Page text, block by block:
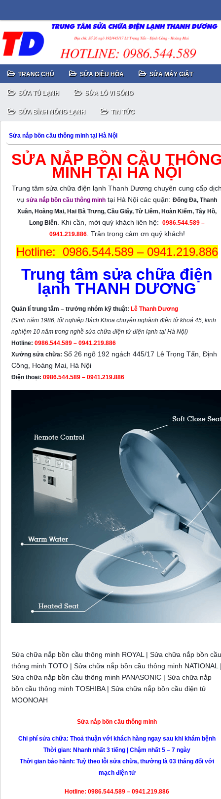
TRANG CHỦ SỬA ĐIỀU HÒA SỬA MÁY GIẶT
SỬA TỦ LẠNH SỬA LÒ VI SÓNG
SỬA BÌNH NÓNG LẠNH TIN TỨC
Sửa nắp bồn cầu thông minh tại Hà Nội
SỬA NẮP BỒN CẦU
MINH TẠI HÀ NỘI
Trung tâm sửa chữa điện lạnh Thanh Dương chuyên cung cấp
vụ sửa nắp bồn cầu thông minh tại Hà Nội các quận: Đống Đa, Thanh
Xuân, Hoàng Mai, Hai Bà Trưng, Cầu Giấy, Từ Liêm, Hoàn Kiếm, Tây Hồ,
Long Biên . Khi cần, mời quý khách liên hệ: 0986.544.589 –
0941.219.886. Trân trọng cảm ơn quý khách!
Hotline: 0986.544.589 – 0941.219.886
Trung tâm sửa chữa điện
lạnh THANH DƯƠNG
Quản lí trung tâm – trưởng nhóm kỹ thuật: Lê Thanh Dương
(Sinh năm 1986, tốt nghiệp Bách Khoa chuyên nghành điện tử khoá 45, kinh
nghiệm 10 năm trong nghề sửa chữa điện tử điện lạnh tại Hà Nội)
Hotline: 0986.544.589 – 0941.219.886
Xưởng sửa chữa: Số 26 ngõ 192 ngách 445/17 Lê Trọng Tấn, Định
Công, Hoàng Mai, Hà Nội
Điện thoại: 0986.544.589 – 0941.219.886
Sửa chữa nắp bồn cầu thông minh ROYAL | Sửa chữa nắp bồn cầu
thông minh TOTO | Sửa chữa nắp bồn cầu thông minh NATIONAL
Sửa chữa nắp bồn cầu thông minh PANASONIC | Sửa chữa nắp
bồn cầu thông minh TOSHIBA | Sửa chữa nắp bồn cầu điện tử
MOONOAH
Sửa nắp bồn cầu thông minh
Chi phí sửa chữa: Thoả thuận với khách hàng ngay sau khi khám bệnh
Thời gian: Nhanh nhất 3 tiếng | Chậm nhất 5 – 7 ngày
Thời gian bảo hành: Tuỳ theo lỗi sửa chữa, thường là 03 tháng đối với
mạch điện tử
Hotline: 0986.544.589 – 0941.219.886